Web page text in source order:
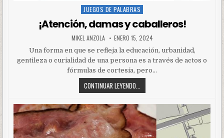
Posted
JUEGOS DE PALABRAS
¡Atención, damas y caballeros!
MIKEL ANZOLA ENERO 15, 2024
Una forma en que se refleja la educación, urbanidad,
gentileza o curialidad de una persona es a través de actos o
fórmulas de cortesía, pero…
CONTINUAR LEYENDO...